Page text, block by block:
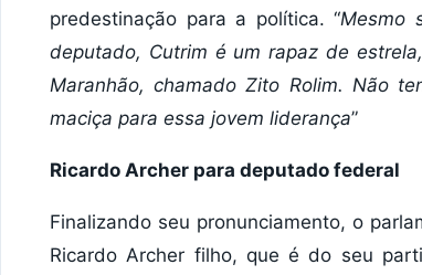
predestinação para a política. “Mesmo
deputado, Cutrim é um rapaz de
Maranhão, chamado Zito Rolim. Não
maciça para essa jovem liderança”
Ricardo Archer para deputado federal
Finalizando seu pronunciamento, o
Ricardo Archer filho, que é do seu